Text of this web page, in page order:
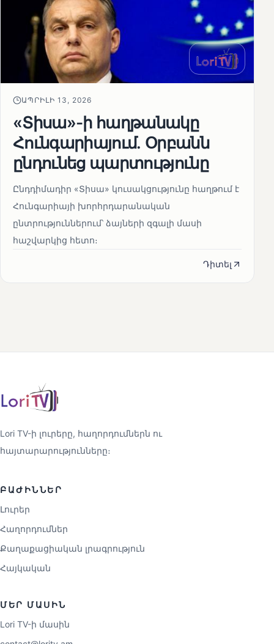
ԱՊՐԻԼԻ 13, 2026
«Տիսա»-ի հաղթանակը
Հունգարիայում․ Օրբանն
ընդունեց պարտությունը
Ընդդիմադիր «Տիսա» կուսակցությունը հաղթում է
Հունգարիայի խորհրդարանական
ընտրություններում՝ ձայների զգալի մասի
հաշվարկից հետո։
Դիտել
Lori TV-ի լուրերը, հաղորդումներն ու
հայտարարությունները։
ԲԱԺԻՆՆԵՐ
Լուրեր
Հաղորդումներ
Քաղաքացիական լրագրություն
Հայկական
ՄԵՐ ՄԱՍԻՆ
Lori TV-ի մասին